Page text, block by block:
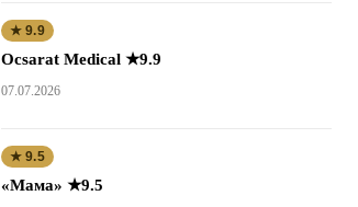
★ 9.9
Ocsarat Medical ★9.9
07.07.2026
★ 9.5
«Мама» ★9.5